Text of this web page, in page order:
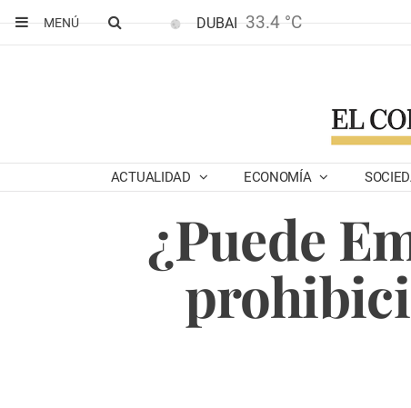
MENÚ
DUBAI 33.4 °C
ACTUALIDAD ECONOMÍA
¿Puede